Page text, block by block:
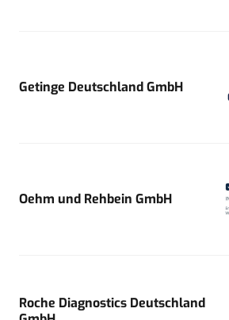
Getinge Deutschland GmbH
Oehm und Rehbein GmbH
Roche Diagnostics Deutschland